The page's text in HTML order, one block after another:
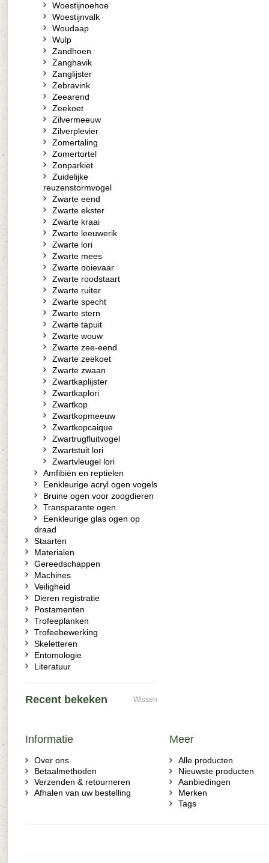
Woestijnoehoe
Woestijnvalk
Woudaap
Wulp
Zandhoen
Zanghavik
Zanglijster
Zebravink
Zeearend
Zeekoet
Zilvermeeuw
Zilverplevier
Zomertaling
Zomertortel
Zonparkiet
Zuidelijke
reuzenstormvogel
Zwarte eend
Zwarte ekster
Zwarte kraai
Zwarte leeuwerik
Zwarte lori
Zwarte mees
Zwarte ooievaar
Zwarte roodstaart
Zwarte ruiter
Zwarte specht
Zwarte stern
Zwarte tapuit
Zwarte wouw
Zwarte zee-eend
Zwarte zeekoet
Zwarte zwaan
Zwartkaplijster
Zwartkaplori
Zwartkop
Zwartkopmeeuw
Zwartkopcaique
Zwartrugfluitvogel
Zwartstuit lori
Zwartvleugel lori
Amfibiën en reptielen
Eenkleurige acryl ogen vogels
Bruine ogen voor zoogdieren
Transparante ogen
Eenkleurige glas ogen op
draad
Staarten
Materialen
Gereedschappen
Machines
Veiligheid
Dieren registratie
Postamenten
Trofeeplanken
Trofeebewerking
Skeletteren
Entomologie
Literatuur
Recent bekeken Wissen
Informatie
Over ons
Betaalmethoden
Verzenden & retourneren
Afhalen van uw bestelling
Meer
Alle producten
Nieuwste producten
Aanbiedingen
Merken
Tags